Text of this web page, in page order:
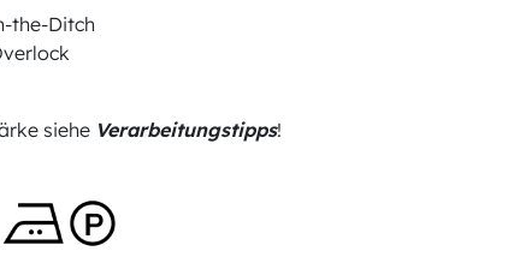
the-Ditch
siehe Verarbeitungstipps!